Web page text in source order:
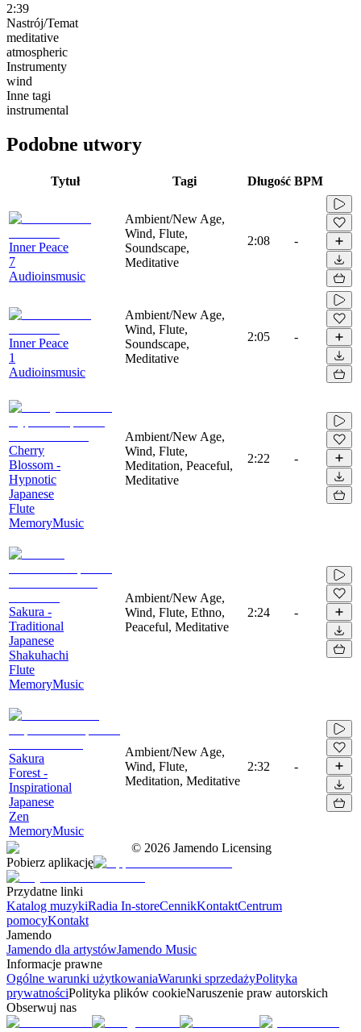
2:39
Nastrój/Temat
meditative
atmospheric
Instrumenty
wind
Inne tagi
instrumental
Podobne utwory
Tytuł Tagi Długość BPM
Inner Peace
7
Audioinsmusic
Ambient/New Age,
Wind, Flute,
Soundscape,
Meditative
2:08 -
Inner Peace
1
Audioinsmusic
Ambient/New Age,
Wind, Flute,
Soundscape,
Meditative
2:05 -
Cherry
Blossom -
Hypnotic
Japanese
Flute
MemoryMusic
Ambient/New Age,
Wind, Flute,
Meditation, Peaceful,
Meditative
2:22 -
Sakura -
Traditional
Japanese
Shakuhachi
Flute
MemoryMusic
Ambient/New Age,
Wind, Flute, Ethno,
Peaceful, Meditative
2:24 -
Sakura
Forest -
Inspirational
Japanese
Zen
MemoryMusic
Ambient/New Age,
Wind, Flute,
Meditation, Meditative
2:32 -
© 2026 Jamendo Licensing
Pobierz aplikację
Przydatne linki
Katalog muzykiRadia In-storeCennikKontaktCentrum
pomocyKontakt
Jamendo
Jamendo dla artystówJamendo Music
Informacje prawne
Ogólne warunki użytkowaniaWarunki sprzedażyPolityka
prywatnościPolityka plików cookieNaruszenie praw autorskich
Obserwuj nas